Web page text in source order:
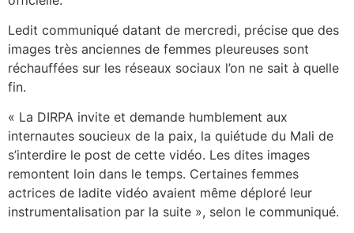
Ledit communiqué datant de mercredi, précise que des
images très anciennes de femmes pleureuses sont
réchauffées sur les réseaux sociaux l’on ne sait à quelle
fin.
« La DIRPA invite et demande humblement aux
internautes soucieux de la paix, la quiétude du Mali de
s’interdire le post de cette vidéo. Les dites images
remontent loin dans le temps. Certaines femmes
actrices de ladite vidéo avaient même déploré leur
instrumentalisation par la suite », selon le communiqué.